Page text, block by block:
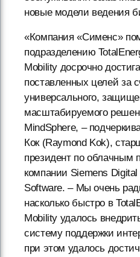
новые модели ведения
«Компания «Сименс»
подразделению
Mobility досрочно
поставленных целей за
универсального,
масштабируемого
MindSphere, –
Кок (Raymond Kok),
президент по облачным
компании Siemens
Software. – Мы очень
насколько быстро в
Mobility удалось
систему поддержки
при этом удалось